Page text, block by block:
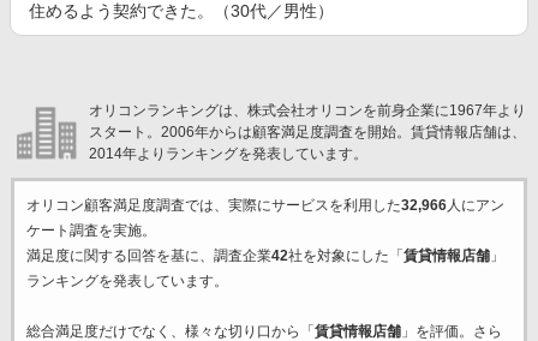
住めるよう契約できた。（30代／男性）
オリコンランキングは、株式会社オリコンを前身企業に1967年より
スタート。2006年からは顧客満足度調査を開始。賃貸情報店舗は、
2014年よりランキングを発表しています。
オリコン顧客満足度調査では、実際にサービスを利用した32,966人にアン
ケート調査を実施。
満足度に関する回答を基に、調査企業42社を対象にした「 賃貸情報店舗」
ランキングを発表しています。
総合満足度だけでなく、様々な切り口から「 賃貸情報店舗」を評価。さら